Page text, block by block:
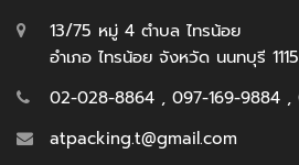
13/75 หมู่ 4 ตำบล ไทรน้อย
อำเภอ ไทรน้อย จังหวัด นนทบุรี
02-028-8864 , 097-169-9884
atpacking.t@gmail.com